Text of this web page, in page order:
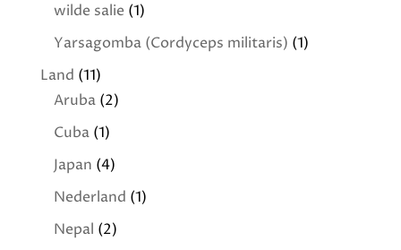
wilde salie (1)
Yarsagomba (Cordyceps militaris) (1)
Land (11)
Aruba(2)
Cuba(1)
Japan (4)
Nederland (1)
Nepal (2)